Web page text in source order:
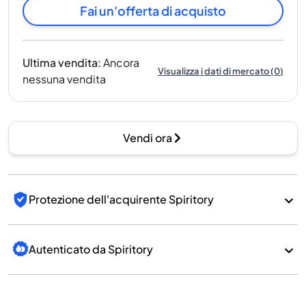
Fai un'offerta di acquisto
Ultima vendita:Ancora
nessuna vendita
Visualizza i dati di mercato(0)
Vendi ora
Protezione dell'acquirente Spiritory
Autenticato da Spiritory